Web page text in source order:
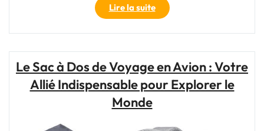
Lire la suite"Chaussures
de
trail
XA
Pro
Le Sac à Dos de Voyage en Avion : Votre
Allié Indispensable pour Explorer le
Monde